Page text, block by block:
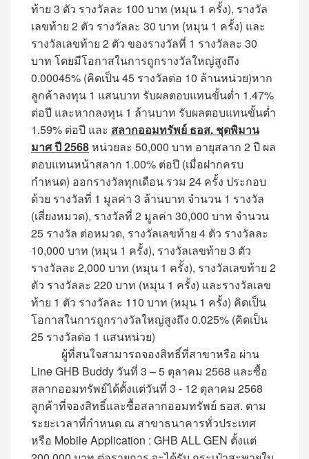
ท้าย 3 ตัว รางวัลละ 100 บาท (หมุน 1 ครั้ง), รางวัล
เลขท้าย 2 ตัว รางวัลละ 30 บาท (หมุน 1 ครั้ง) และ
รางวัลเลขท้าย 2 ตัว ของรางวัลที่ 1 รางวัลละ 30
บาท โดยมีโอกาสในการถูกรางวัลใหญ่สูงถึง
0.00045% (คิดเป็น 45 รางวัลต่อ 10 ล้านหน่วย)หาก
ลูกค้าลงทุน 1 แสนบาท รับผลตอบแทนขั้นต่ำ 1.47%
ต่อปี และหากลงทุน 1 ล้านบาท รับผลตอบแทนขั้นต่ำ
1.59% ต่อปี และ สลากออมทรัพย์ ธอส. ชุดพิมาน
มาศ ปี 2568หน่วยละ 50,000 บาท อายุสลาก 2 ปี ผล
ตอบแทนหน้าสลาก 1.00% ต่อปี (เมื่อฝากครบ
กำหนด) ออกรางวัลทุกเดือน รวม 24 ครั้ง ประกอบ
ด้วย รางวัลที่ 1 มูลค่า 3 ล้านบาท จำนวน 1 รางวัล
(เสี่ยงหมวด), รางวัลที่ 2 มูลค่า 30,000 บาท จำนวน
25 รางวัล ต่อหมวด, รางวัลเลขท้าย 4 ตัว รางวัลละ
10,000 บาท (หมุน 1 ครั้ง), รางวัลเลขท้าย 3 ตัว
รางวัลละ 2,000 บาท (หมุน 1 ครั้ง), รางวัลเลขท้าย 2
ตัว รางวัลละ 220 บาท (หมุน 1 ครั้ง) และรางวัลเลข
ท้าย 1 ตัว รางวัลละ 110 บาท (หมุน 1 ครั้ง) คิดเป็น
โอกาสในการถูกรางวัลใหญ่สูงถึง 0.025% (คิดเป็น
25 รางวัลต่อ 1 แสนหน่วย)
ผู้ที่สนใจสามารถจองสิทธิ์ที่สาขาหรือ ผ่าน
Line GHB Buddy วันที่ 3 – 5 ตุลาคม 2568 และซื้อ
สลากออมทรัพย์ได้ตั้งแต่วันที่ 3 - 12 ตุลาคม 2568
ลูกค้าที่จองสิทธิ์และซื้อสลากออมทรัพย์ ธอส. ตาม
ระยะเวลาที่กำหนด ณ สาขาธนาคารทั่วประเทศ
หรือ Mobile Application : GHB ALL GEN ตั้งแต่